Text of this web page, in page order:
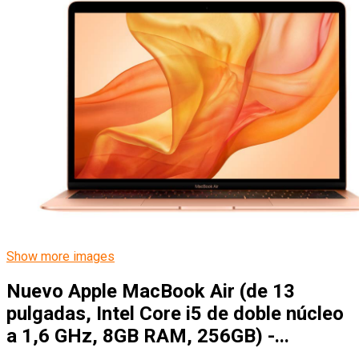
Show more images
Nuevo Apple MacBook Air (de 13
pulgadas, Intel Core i5 de doble núcleo
a 1,6 GHz, 8GB RAM, 256GB) -...